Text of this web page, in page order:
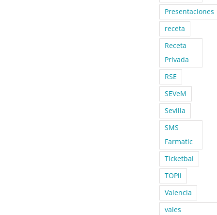
Presentaciones
receta
Receta
Privada
RSE
SEVeM
Sevilla
SMS
Farmatic
Ticketbai
TOPii
Valencia
vales